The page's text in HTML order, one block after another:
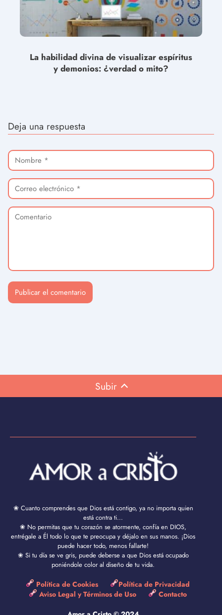
La habilidad divina de visualizar espíritus
y demonios: ¿verdad o mito?
Deja una respuesta
Subir
❀ Cuanto comprendes que Dios está contigo, ya no importa quien
está contra ti...
❀ No permitas que tu corazón se atormente, confía en DIOS,
entrégale a Él todo lo que te preocupa y déjalo en sus manos. ¡Dios
puede hacer todo, menos fallarte!
❀ Si tu día se ve gris, puede deberse a que Dios está ocupado
poniéndole color al diseño de tu vida.
Política de Cookies
Política de Privacidad
Aviso Legal y Términos de Uso
Contacto